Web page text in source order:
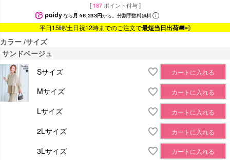
[ 187 ポイント付与 ]
なら 月々6,233円から。分割手数料無料
平日15時/土日祝12時までのご注文で最短当日出荷🚚💨
カラー サイズ
サンドベージュ
Sサイズ
カートに入れる
Mサイズ カートに入れる
Lサイズ カートに入れる
2Lサイズ カートに入れる
3Lサイズ カートに入れる